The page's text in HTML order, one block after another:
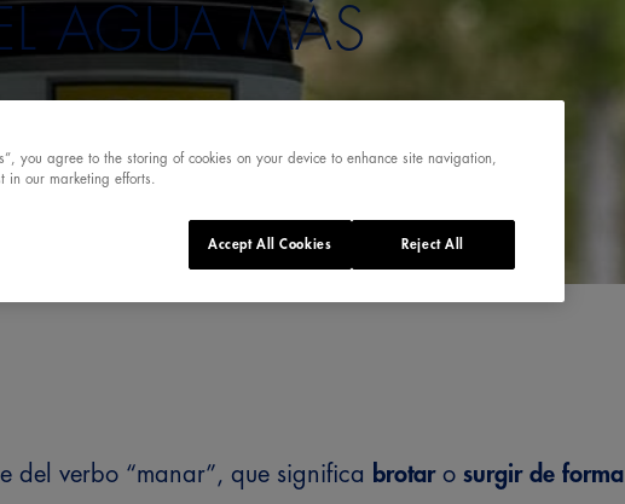
AGUA MÁS
del verbo “manar”, que significa brotaro surgir de forma
you agree to the storing of cookies on your device to enhance site navigation,
our marketing efforts.
Reject All
Accept All Cookies